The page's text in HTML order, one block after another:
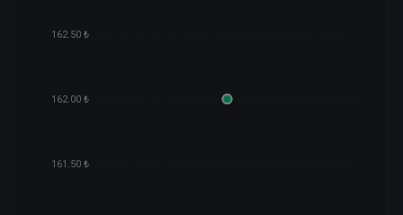
162.50 ₺
162.00 ₺
161.50 ₺